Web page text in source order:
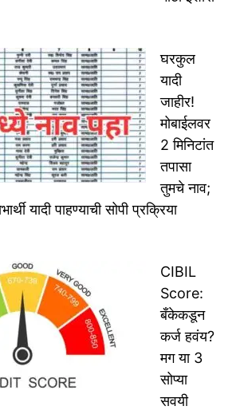
घरकुल
यादी
जाहीर!
मोबाईलवर
2 मिनिटांत
तपासा
तुमचे नाव;
यादी पाहण्याची सोपी प्रक्रिया
CIBIL
Score:
बँकेकडून
कर्ज हवंय?
मग या 3
सोप्या
सवयी